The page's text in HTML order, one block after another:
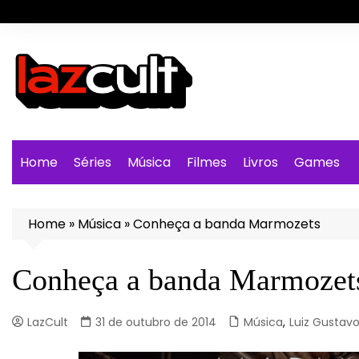
para
conteúdo
Home Séries Música Filmes Livros Games
Home » Música »Conheça a banda Marmozets
Conheça a banda
LazCult 31 de outubro de 2014 Música, Luiz Gustavo